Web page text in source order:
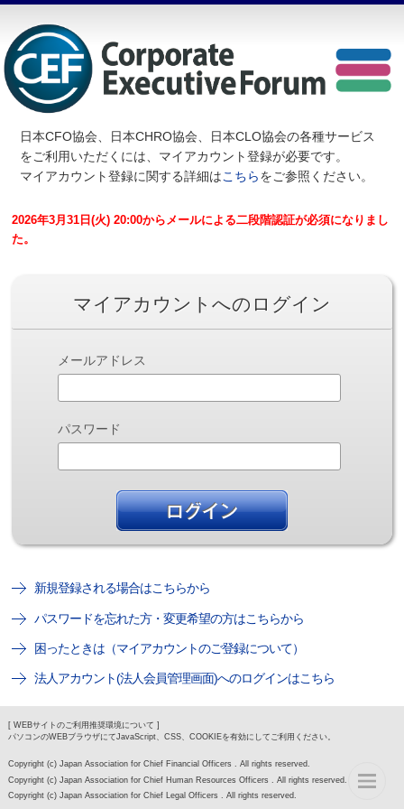
日本CFO協会、日本CHRO協会、日本CLO協会の各種サービス
をご利用いただくには、マイアカウント登録が必要です。
マイアカウント登録に関する詳細はこちらをご参照ください。
2026年3月31日(火) 20:00からメールによる二段階認証が必須になりまし
た。
マイアカウントへのログイン
メールアドレス
パスワード
新規登録される場合はこちらから
パスワードを忘れた方・変更希望の方はこちらから
困ったときは（マイアカウントのご登録について）
法人アカウント(法人会員管理画面)へのログインはこちら
[ WEBサイトのご利用推奨環境について ]
パソコンのWEBブラウザにてJavaScript、CSS、COOKIEを有効にしてご利用ください。
Copyright (c) Japan Association for Chief Financial Officers . All rights reserved.
Copyright (c) Japan Association for Chief Human Resources Officers . All rights reserved.
Copyright (c) Japan Association for Chief Legal Officers . All rights reserved.